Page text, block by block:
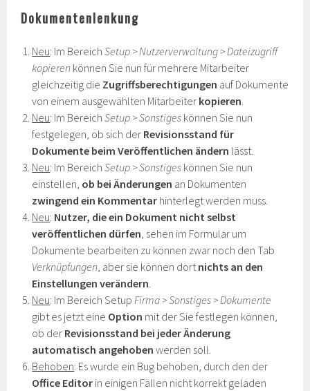
Dokumentenlenkung
Neu: Im BereichSetup > Nutzerverwaltung > Dateizugriff
kopieren können Sie nun für mehrere Mitarbeiter
gleichzeitig die Zugriffsberechtigungen auf Dokumente
von einem ausgewählten Mitarbeiter kopieren
Neu: Im BereichSetup > Sonstiges können Sie nun
festgelegen, ob sich der Revisionsstand für
Dokumente beim Veröffentlichen ändern lässt.
Neu: Im BereichSetup > Sonstiges können Sie nun
einstellen, ob bei Änderungen an Dokumenten
zwingend ein Kommentar hinterlegt werden muss.
Neu: Nutzer, die ein Dokument nicht selbst
veröffentlichen dürfen , sehen im Formular um
Dokumente bearbeiten zu können zwar noch den Tab
Verknüpfungen , aber sie können dort nichts an den
Einstellungen verändern
Neu: Im Bereich Setup Firma > Sonstiges > Dokumente
gibt es jetzt eine Option mit der Sie festlegen können,
ob der Revisionsstand bei jeder Änderung
automatisch angehoben werden soll.
Behoben: Es wurde ein Bug behoben, durch den der
Office Editor in einigen Fällen nicht korrekt geladen